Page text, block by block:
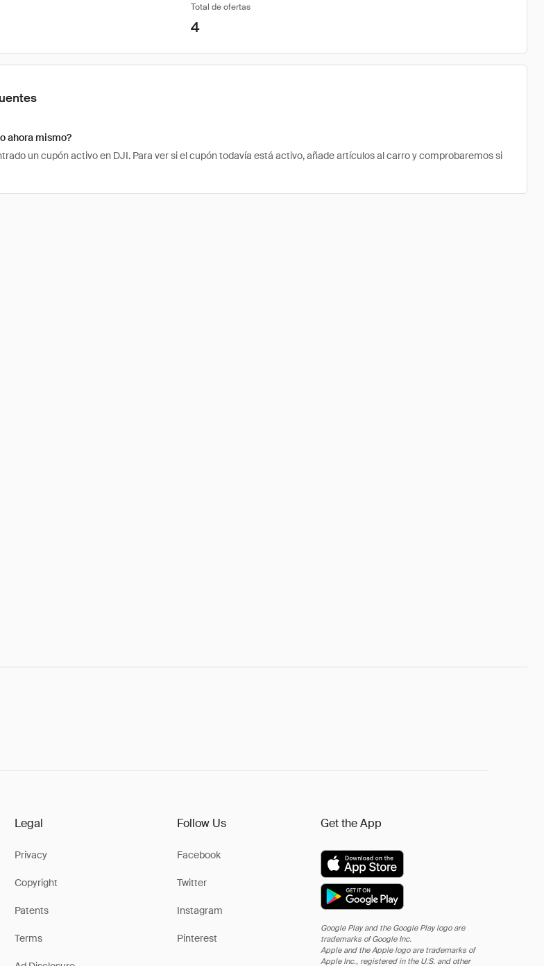
Total de ofertas
4
ahora mismo?
un cupón activo en DJI. Para ver si el cupón todavía está activo, añade artículos al carro y comprobaremos si
Legal
Privacy
Copyright
Patents
Terms
Follow Us
Facebook
Twitter
Instagram
Pinterest
Get the App
Google Play and the Google Play logo are
trademarks of Google Inc.
Apple and the Apple logo are trademarks of
Apple Inc., registered in the U.S. and other